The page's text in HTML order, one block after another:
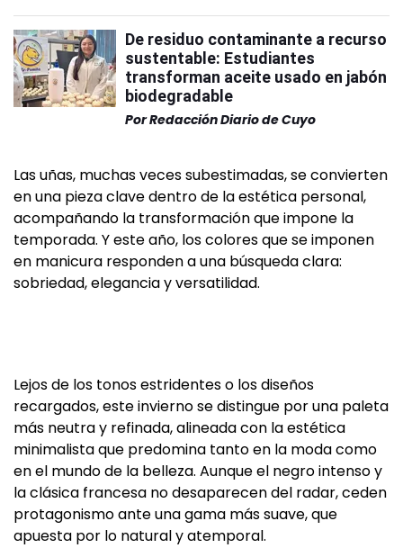
De residuo contaminante a recurso
sustentable: Estudiantes
transforman aceite usado en jabón
biodegradable
PorRedacción Diario de Cuyo
Las uñas, muchas veces subestimadas, se convierten
en una pieza clave dentro de la estética personal,
acompañando la transformación que impone la
temporada. Y este año, los colores que se imponen
en manicura responden a una búsqueda clara:
sobriedad, elegancia y versatilidad.
Lejos de los tonos estridentes o los diseños
recargados, este invierno se distingue por una paleta
más neutra y refinada, alineada con la estética
minimalista que predomina tanto en la moda como
en el mundo de la belleza. Aunque el negro intenso y
la clásica francesa no desaparecen del radar, ceden
protagonismo ante una gama más suave, que
apuesta por lo natural y atemporal.